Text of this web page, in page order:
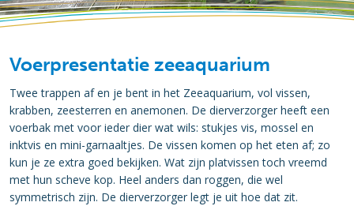
Voerpresentatie zeeaquarium
Twee trappen af en je bent in het Zeeaquarium, vol vissen,
krabben, zeesterren en anemonen. De dierverzorger heeft een
voerbak met voor ieder dier wat wils: stukjes vis, mossel en
inktvis en mini-garnaaltjes. De vissen komen op het eten af; zo
kun je ze extra goed bekijken. Wat zijn platvissen toch vreemd
met hun scheve kop. Heel anders dan roggen, die wel
symmetrisch zijn. De dierverzorger legt je uit hoe dat zit.